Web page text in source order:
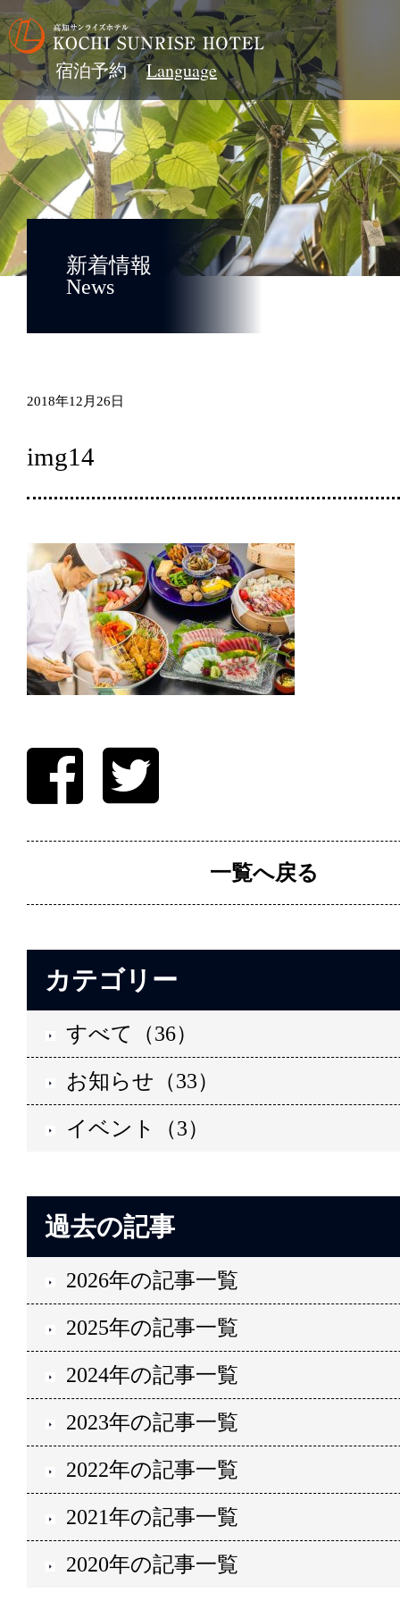
宿泊予約
新着情報
News
2018年12月26日
img14
一覧へ戻る
カテゴリー
すべて（36）
お知らせ（33）
イベント（3）
過去の記事
2026年の記事一覧
2025年の記事一覧
2024年の記事一覧
2023年の記事一覧
2022年の記事一覧
2021年の記事一覧
2020年の記事一覧